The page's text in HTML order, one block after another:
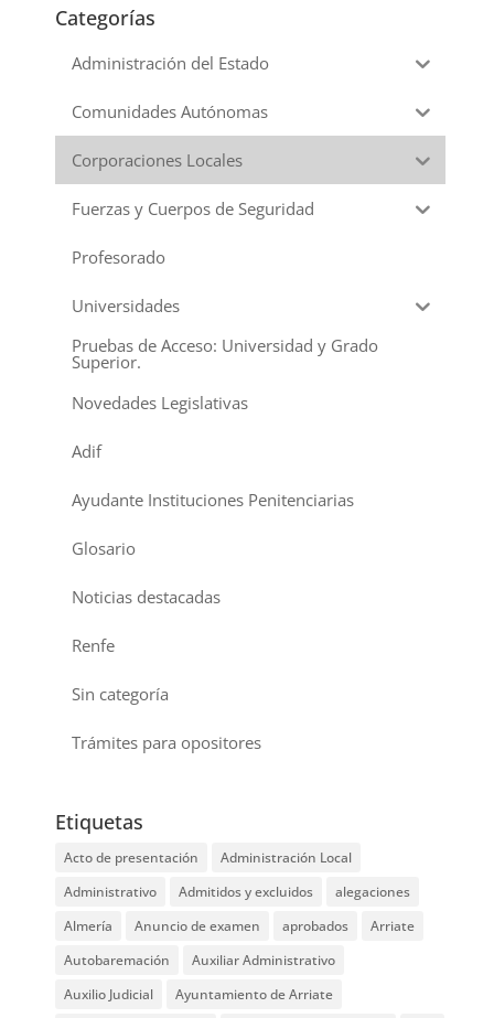
Categorías
Administración del Estado
Comunidades Autónomas
Corporaciones Locales
Fuerzas y Cuerpos de Seguridad
Profesorado
Universidades
Pruebas de Acceso: Universidad y Grado
Superior.
Novedades Legislativas
Adif
Ayudante Instituciones Penitenciarias
Glosario
Noticias destacadas
Renfe
Sin categoría
Trámites para opositores
Etiquetas
Acto de presentación
Administración Local
Administrativo
Admitidos y excluidos
alegaciones
Almería
Anuncio de examen aprobados
Arriate
Autobaremación
Auxiliar Administrativo
Auxilio Judicial
Ayuntamiento de Arriate